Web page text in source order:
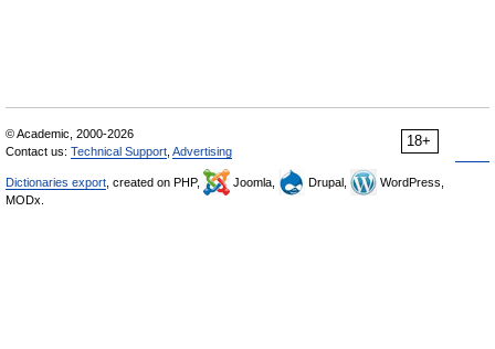
18+
© Academic, 2000-2026
Contact us: Technical Support Advertising
Dictionaries export , created on PHP, Joomla, Drupal,
WordPress,
MODx.